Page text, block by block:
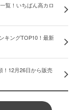
覧！いちばん高カロ
キングTOP10！最新
！12月26日から販売